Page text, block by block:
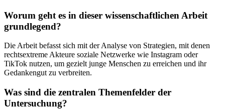
Worum geht es in dieser wissenschaftlichen Arbeit
grundlegend?
Die Arbeit befasst sich mit der Analyse von Strategien, mit denen
rechtsextreme Akteure soziale Netzwerke wie Instagram oder
TikTok nutzen, um gezielt junge Menschen zu erreichen und ihr
Gedankengut zu verbreiten.
Was sind die zentralen Themenfelder der
Untersuchung?